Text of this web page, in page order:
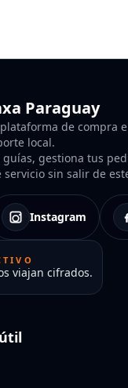
Paraguay
de compra
local.
gestiona tus
servicio sin salir de
Instagram
viajan cifrados.